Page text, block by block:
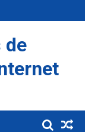
de